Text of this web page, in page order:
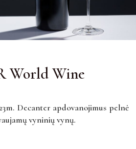
World Wine
Decanter apdovanojimus pelnė
vyninių vynų.